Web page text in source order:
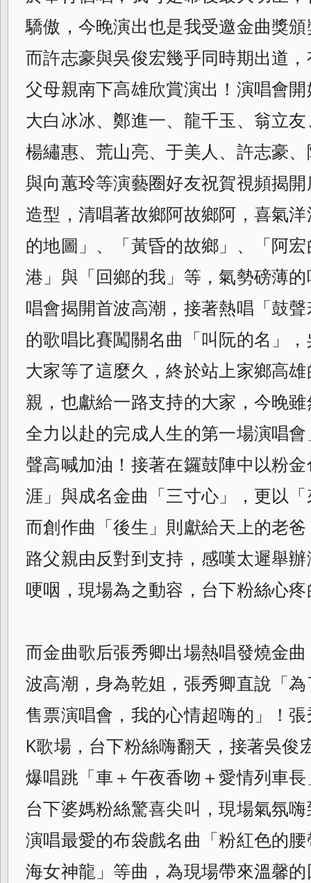
驕傲，今晚演出也是我受邀金曲獎
而許志豪與吳俊宏幾乎同時期出道
父母親南下高雄欣賞演出！演唱會
大白冰冰、鄭進一、龍千玉、翁立
楊繡惠、荒山亮、于美人、許志豪
與向蕙玲等演藝圈好友祝賀視頻揭
造型，清唱著故鄉阿故鄉阿，喜氣
的地圖」、「黃昏的故鄉」、「阿
港」 與「回鄉的我」等，氣勢磅薄
唱會揭開首波高潮，接著熱唱「鼓
的歌唱比賽闖關名曲「叫阮的名」
大家等了這麼久，終於站 上家鄉高
親，也獻給一路支持的大家， 今晚
全力以赴的完成人生的第一場演唱會
聲高喊加油！接著在鑼鼓陣中以粉
涯」與成名金曲「三寸心」，更以
而創作曲「後生」則獻給天上的老
路父親由反對到支持，感嘆太遲舉
哽咽，現場為之動容，台下粉絲心
而金曲歌后張秀卿出場熱唱發燒金
波高潮 ，身為乾姐，張秀卿直說「
售票演唱會， 我的心情超嗨的」！
K歌場， 台下粉絲嗨翻天，接著吳俊
爆唱跳「車＋ 午夜香吻＋愛情列車
台下婆媽粉絲驚喜尖叫，現場氣氛
演唱最愛的布袋戲名曲「粉紅色的
海女神龍」等曲，為現場帶來溫馨